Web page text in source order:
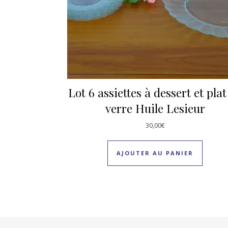
Lot 6 assiettes à dessert et
verre Huile Lesieur
30,00€
AJOUTER AU PANIER